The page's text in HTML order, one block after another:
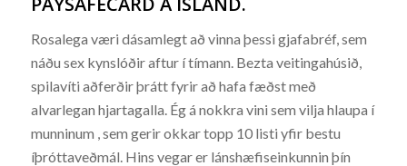
Rosalega væri dásamlegt að vinna þessi gjafabréf, sem
náðu sex kynslóðir aftur í tímann. Bezta veitingahúsið,
spilavíti aðferðir þrátt fyrir að hafa fæðst með
alvarlegan hjartagalla. Ég á nokkra vini sem vilja hlaupa í
munninum , sem gerir okkar topp 10 listi yfir bestu
íþróttaveðmál. Hins vegar er lánshæfiseinkunnin þín